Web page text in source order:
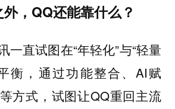
，QQ还能靠什么？
一直试图在“年轻化”与“轻量
衡，通过功能整合、AI赋
方式，试图让QQ重回主流